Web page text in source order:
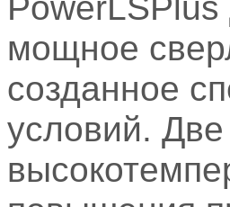
мощное
созданное
условий.